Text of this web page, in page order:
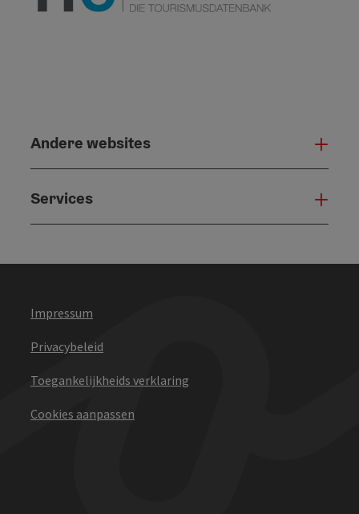
Andere websites
Services
Impressum
Privacybeleid
Toegankelijkheids verklaring
Cookies aanpassen